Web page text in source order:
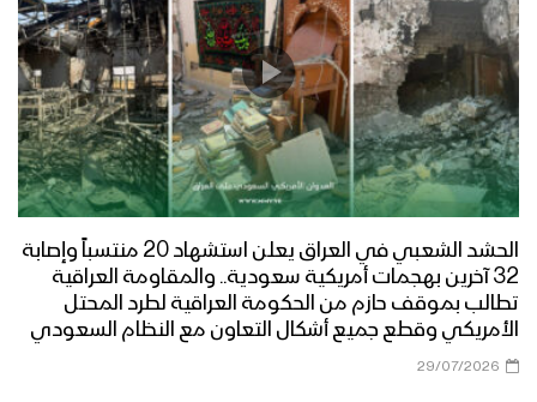
الحشد الشعبي في العراق يعلن استشهاد 20 منتسباً وإصابة
32 آخرين بهجمات أمريكية سعودية.. والمقاومة العراقية
تطالب بموقف حازم من الحكومة العراقية لطرد المحتل
الأمريكي وقطع جميع أشكال التعاون مع النظام السعودي
29/07/2026